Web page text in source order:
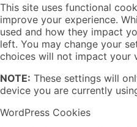
This site uses functional
improve your experience.
used and how they impact
left. You may change your
choices will not impact your
NOTE: These settings will
device you are currently
WordPress Cookies